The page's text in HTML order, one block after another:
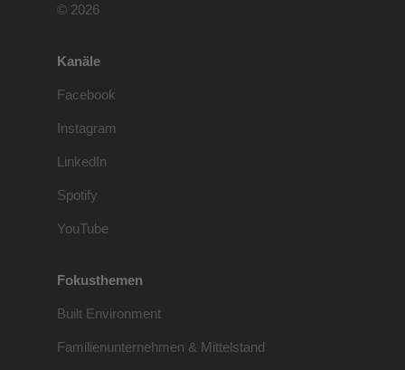
© 2026
Kanäle
Facebook
Instagram
LinkedIn
Spotify
YouTube
Fokusthemen
Built Environment
Familienunternehmen & Mittelstand